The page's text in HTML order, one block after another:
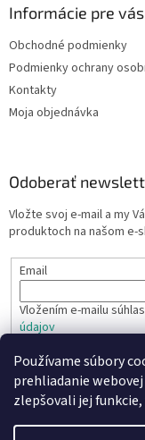
Používame súbory
prehliadanie
zlepšovali jej
Informácie pre vás
Obchodné podmienky
Podmienky ochrany
Kontakty
Moja objednávka
Odoberať
Vložte svoj e-mail a my
produktoch na našom e-
Email
Vložením e-mailu
údajov
PRIHLÁSIŤ SA